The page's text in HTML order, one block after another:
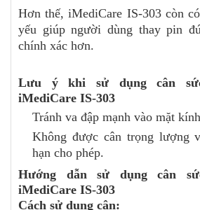
Hơn thế, iMediCare IS-303 còn
yếu giúp người dùng thay pin
chính xác hơn.
Lưu ý khi sử dụng cân
iMediCare IS-303
Tránh va đập mạnh vào mặt
Không được cân trọng lượng
hạn cho phép.
Hướng dẫn sử dụng cân
iMediCare IS-303
Cách sử dụng cân: